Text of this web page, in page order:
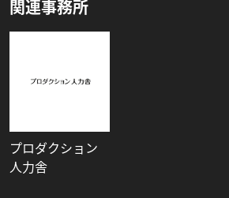
関連事務所
プロダクション
人力舎